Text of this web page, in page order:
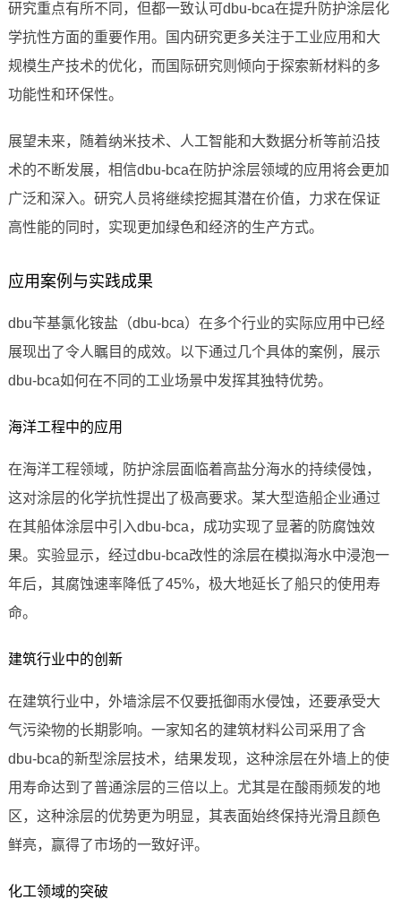
研究重点有所不同，但都一致认可dbu-bca在提升防护涂层化
学抗性方面的重要作用。国内研究更多关注于工业应用和大
规模生产技术的优化，而国际研究则倾向于探索新材料的多
功能性和环保性。
展望未来，随着纳米技术、人工智能和大数据分析等前沿技
术的不断发展，相信dbu-bca在防护涂层领域的应用将会更加
广泛和深入。研究人员将继续挖掘其潜在价值，力求在保证
高性能的同时，实现更加绿色和经济的生产方式。
应用案例与实践成果
dbu苄基氯化铵盐（dbu-bca）在多个行业的实际应用中已经
展现出了令人瞩目的成效。以下通过几个具体的案例，展示
dbu-bca如何在不同的工业场景中发挥其独特优势。
海洋工程中的应用
在海洋工程领域，防护涂层面临着高盐分海水的持续侵蚀，
这对涂层的化学抗性提出了极高要求。某大型造船企业通过
在其船体涂层中引入dbu-bca，成功实现了显著的防腐蚀效
果。实验显示，经过dbu-bca改性的涂层在模拟海水中浸泡一
年后，其腐蚀速率降低了45%，极大地延长了船只的使用寿
命。
建筑行业中的创新
在建筑行业中，外墙涂层不仅要抵御雨水侵蚀，还要承受大
气污染物的长期影响。一家知名的建筑材料公司采用了含
dbu-bca的新型涂层技术，结果发现，这种涂层在外墙上的使
用寿命达到了普通涂层的三倍以上。尤其是在酸雨频发的地
区，这种涂层的优势更为明显，其表面始终保持光滑且颜色
鲜亮，赢得了市场的一致好评。
化工领域的突破